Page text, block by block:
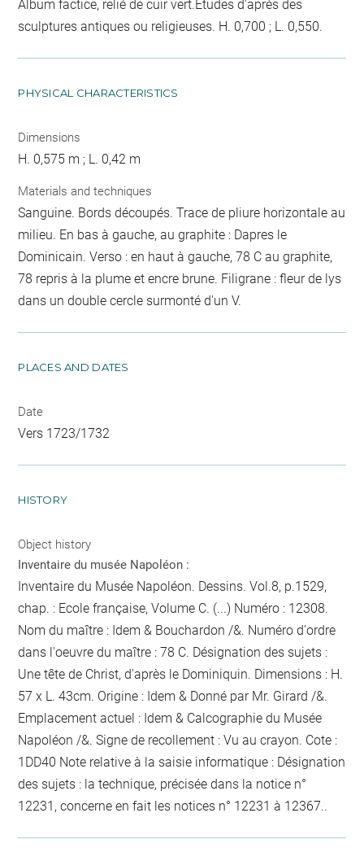
Album factice, relié de cuir vert.Etudes d'après des
sculptures antiques ou religieuses. H. 0,700 ; L. 0,550.
PHYSICAL CHARACTERISTICS
Dimensions
H. 0,575 m ; L. 0,42 m
Materials and techniques
Sanguine. Bords découpés. Trace de pliure horizontale au
milieu. En bas à gauche, au graphite : Dapres le
Dominicain. Verso : en haut à gauche, 78 C au graphite,
78 repris à la plume et encre brune. Filigrane : fleur de lys
dans un double cercle surmonté d'un V.
PLACES AND DATES
Date
Vers 1723/1732
HISTORY
Object history
Inventaire du musée Napoléon :
Inventaire du Musée Napoléon. Dessins. Vol.8, p.1529,
chap. : Ecole française, Volume C. (...) Numéro : 12308.
Nom du maître : Idem & Bouchardon /&. Numéro d'ordre
dans l'oeuvre du maître : 78 C. Désignation des sujets :
Une tête de Christ, d'après le Dominiquin. Dimensions : H.
57 x L. 43cm. Origine : Idem & Donné par Mr. Girard /&.
Emplacement actuel : Idem & Calcographie du Musée
Napoléon /&. Signe de recollement :Vu au crayon. Cote :
1DD40 Note relative à la saisie informatique : Désignation
des sujets : la technique, précisée dans la notice n°
12231, concerne en fait les notices n° 12231 à 12367..